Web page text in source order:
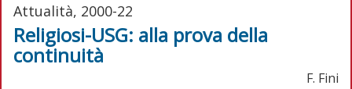
Attualità, 2000-22
Religiosi-USG: alla prova della
continuità
F. Fini